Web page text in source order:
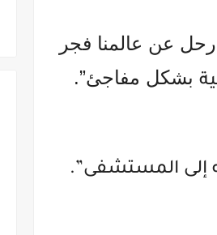
عن عالمنا فجر
بشكل مفاجئ”.
إلى المستشفى”.